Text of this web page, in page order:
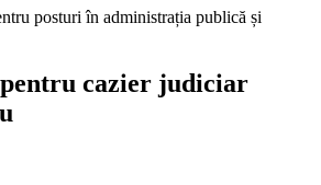
posturi în administrația publică și
pentru cazier judiciar